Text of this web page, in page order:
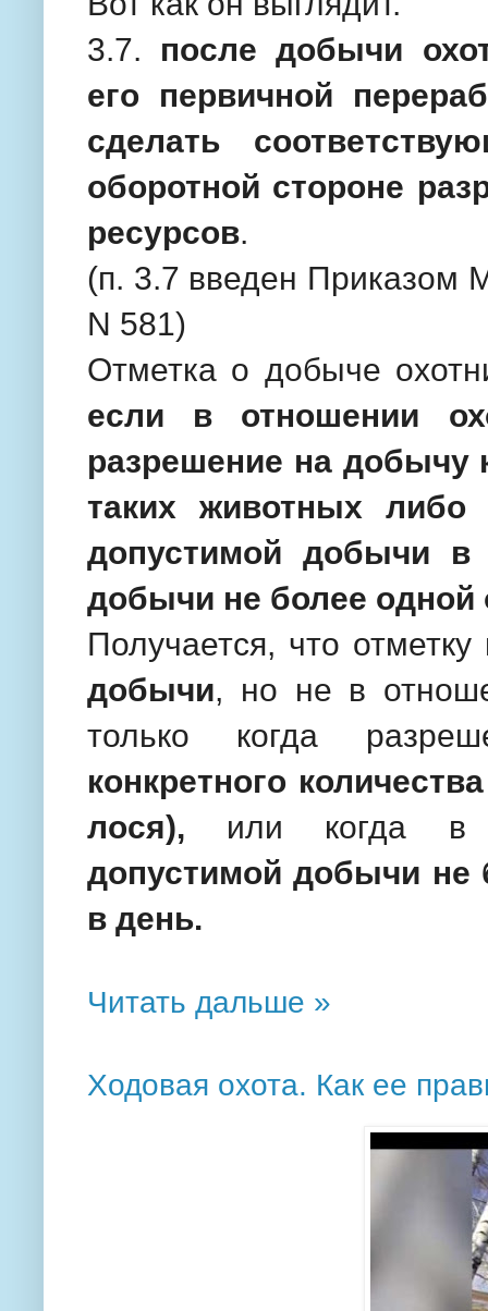
3.7. после добычи
его первичной
сделать
оборотной стороне
ресурсов.
(п. 3.7 введен Приказом
N 581)
Отметка о добыче
если в отношении
разрешение на добычу
таких животных либо
допустимой добычи в
добычи не более одной
Получается, что
добычи, но не в
только когда
конкретного
лося), или когда в
допустимой добычи не
в день.
Читать дальше »
Ходовая охота. Как ее